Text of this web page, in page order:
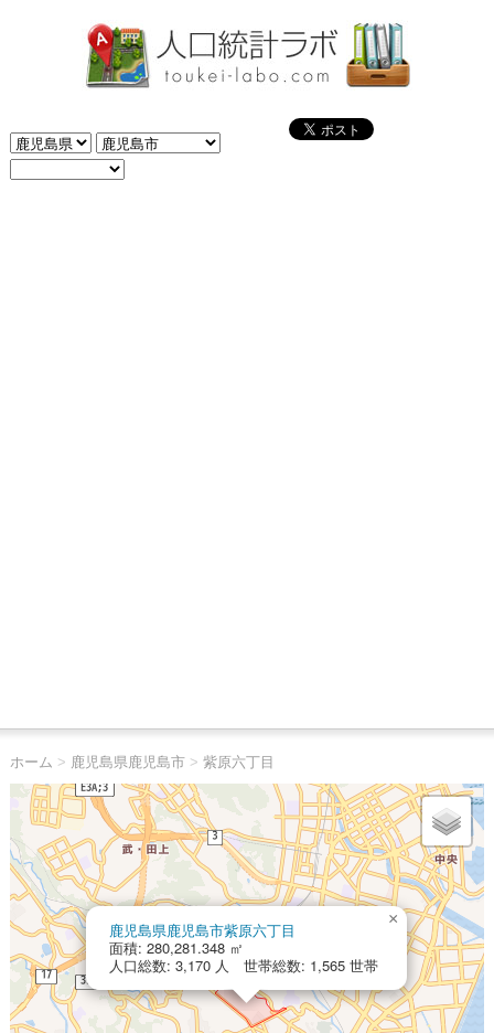
ホーム > 鹿児島県鹿児島市> 紫原六丁目
鹿児島県鹿児島市紫原六丁目
面積: 280,281.348 ㎡
人口総数: 3,170 人 世帯総数: 1,565 世帯
×